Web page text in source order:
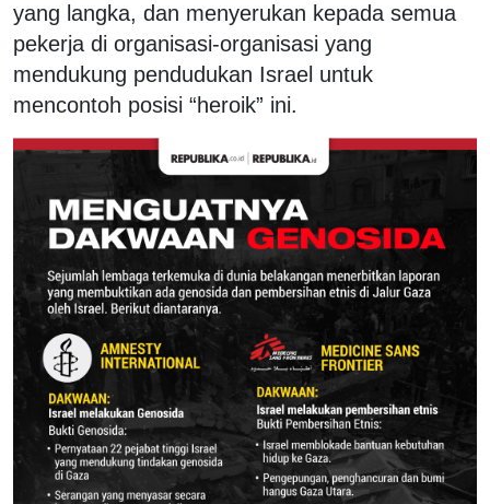
yang langka, dan menyerukan kepada semua
pekerja di organisasi-organisasi yang
mendukung pendudukan Israel untuk
mencontoh posisi “heroik” ini.